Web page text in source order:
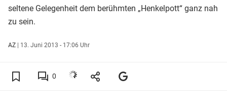
seltene Gelegenheit dem berühmten „Henkelpott“ ganz nah
zu sein.
AZ | 13. Juni 2013 - 17:06 Uhr
0